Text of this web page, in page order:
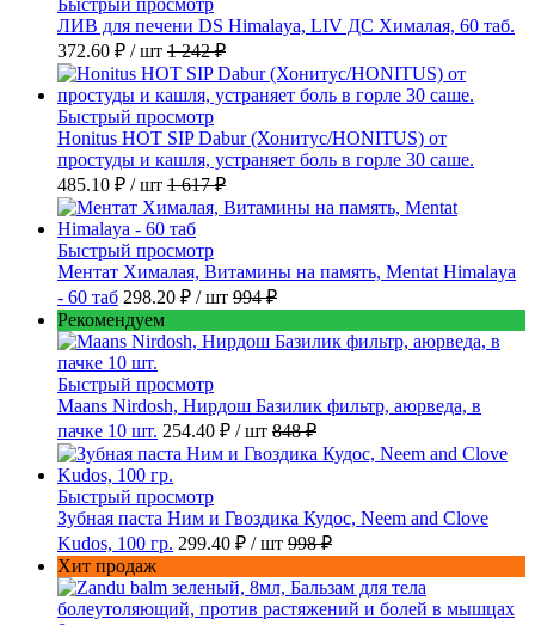
Быстрый просмотр
ЛИВ для печени DS Himalaya, LIV ДС Хималая, 60 таб.
372.60 ₽ / шт 1 242 ₽
Быстрый просмотр
Honitus HOT SIP Dabur (Хонитус/HONITUS) от
простуды и кашля, устраняет боль в горле 30 саше.
485.10 ₽ / шт 1 617 ₽
Быстрый просмотр
Ментат Хималая, Витамины на память, Mentat Himalaya
- 60 таб 298.20 ₽ / шт 994 ₽
Рекомендуем
Быстрый просмотр
Maans Nirdosh, Нирдош Базилик фильтр, аюрведа, в
пачке 10 шт. 254.40 ₽ / шт 848 ₽
Быстрый просмотр
Зубная паста Ним и Гвоздика Кудос, Neem and Clove
Kudos, 100 гр. 299.40 ₽ / шт 998 ₽
Хит продаж